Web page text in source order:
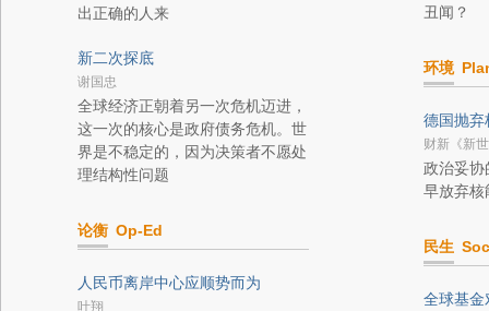
出正确的人来
新二次探底
谢国忠
全球经济正朝着另一次危机迈进，
这一次的核心是政府债务危机。世
界是不稳定的，因为决策者不愿处
理结构性问题
论衡 Op-Ed
人民币离岸中心应顺势而为
叶翔
丑闻？
环境
德国抛弃
财新《新
政治妥协
早放弃核
民生
全球基金